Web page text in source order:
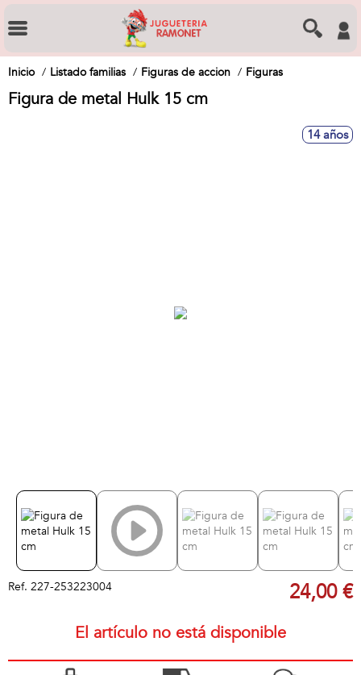
Inicio Listado familias Figuras de accion Figuras
Figura de metal Hulk 15 cm
14 años
Ref. 227-253223004 24,00 €
El artículo no está disponible